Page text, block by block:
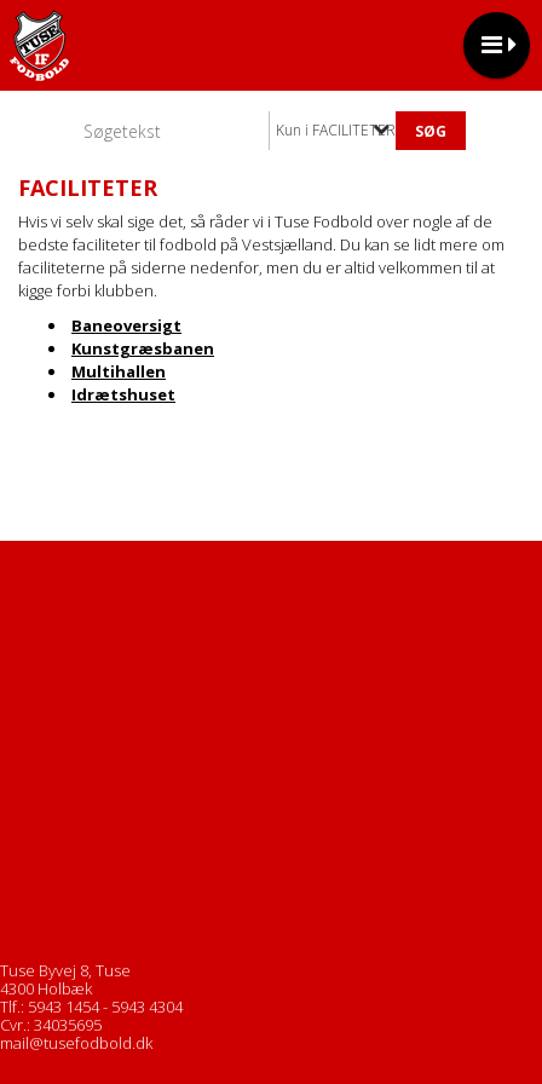
Kun i FACILITETER
FACILITETER
Hvis vi selv skal sige det, så råder vi i Tuse Fodbold over nogle af de
bedste faciliteter til fodbold på Vestsjælland. Du kan se lidt mere om
faciliteterne på siderne nedenfor, men du er altid velkommen til at
kigge forbi klubben.
Baneoversigt
Kunstgræsbanen
Multihallen
Idrætshuset
Tuse Byvej 8, Tuse
4300 Holbæk
Tlf.: 5943 1454 - 5943 4304
Cvr.: 34035695
mail@tusefodbold.dk